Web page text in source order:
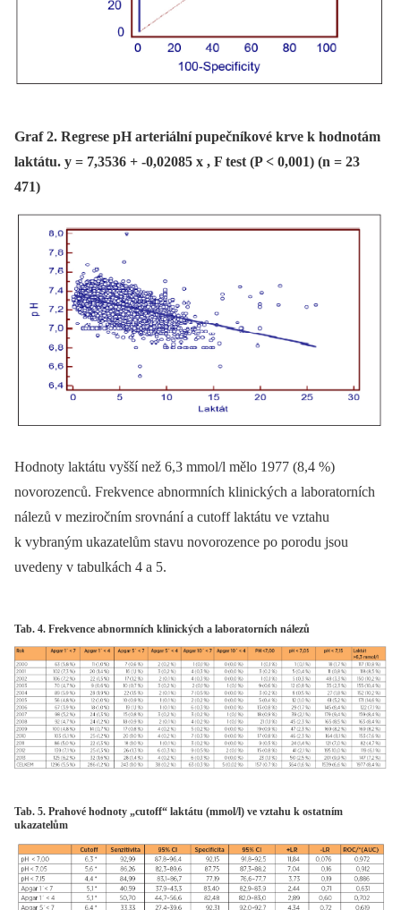
Graf 2. Regrese pH arteriální pupečníkové krve k hodnotám
laktátu. y = 7,3536 + -0,02085 x , F test (P < 0,001) (n = 23
471)
Hodnoty laktátu vyšší než 6,3 mmol/l mělo 1977 (8,4 %)
novorozenců. Frekvence abnormních klinických a laboratorních
nálezů v meziročním srovnání a cutoff laktátu ve vztahu
k vybraným ukazatelům stavu novorozence po porodu jsou
uvedeny v tabulkách 4 a 5.
Tab. 4. Frekvence abnormních klinických a laboratorních nálezů
Tab. 5. Prahové hodnoty „cutoff“ laktátu (mmol/l) ve vztahu k ostatním
ukazatelům